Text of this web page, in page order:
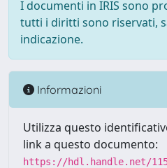
I documenti in IRIS sono
tutti i diritti sono riservati,
indicazione.
Informazioni
Utilizza questo
link a questo documento:
https://hdl.handle.net/